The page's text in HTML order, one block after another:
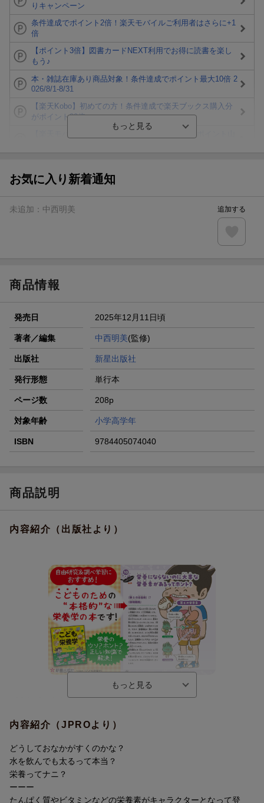
りキャンペーン
条件達成でポイント2倍！楽天モバイルご利用者はさらに+1
倍
【ポイント3倍】図書カードNEXT利用でお得に読書を楽し
もう♪
本・雑誌在庫あり商品対象！条件達成でポイント最大10倍 2
026/8/1-8/31
【楽天Kobo】初めての方！条件達成で楽天ブックス購入分
がポイント20倍
ト山分け
楽天モバイル紹介キャンペーンの拡散で300円OFFクーポン
条件達成で楽天限定・宝塚歌劇 宙組貸切公演ペアチケット
お気に入り新着通知
未追加： 中西明美 追加する
商品情報
発売日 2025年12月11日頃
著者／編集 中西明美(監修)
出版社 新星出版社
発行形態 単行本
ページ数 208p
対象年齢 小学高学年
ISBN 9784405074040
商品説明
内容紹介（出版社より）
どうしておなかがすくのかな？
栄養ってナニ？
たんぱく質やビタミンなどの栄養素がキャラクターとなって登
場！
内容紹介（JPROより）
どうしておなかがすくのかな？
水を飲んでも太るって本当？
栄養ってナニ？
ーーー
たんぱく質やビタミンなどの栄養素がキャラクターとなって登